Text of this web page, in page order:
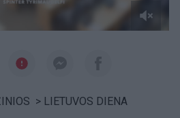
> LIETUVOS DIENA